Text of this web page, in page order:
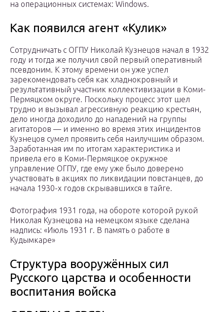
на операционных системах: Windows.
Как появился агент «Кулик»
Сотрудничать с ОГПУ Николай Кузнецов начал в 1932
году и тогда же получил свой первый оперативный
псевдоним. К этому времени он уже успел
зарекомендовать себя как хладнокровный и
результативный участник коллективизации в Коми-
Пермяцком округе. Поскольку процесс этот шел
трудно и вызывал агрессивную реакцию крестьян,
дело иногда доходило до нападений на группы
агитаторов — и именно во время этих инцидентов
Кузнецов сумел проявить себя наилучшим образом.
Заработанная им по итогам характеристика и
привела его в Коми-Пермяцкое окружное
управление ОГПУ, где ему уже было доверено
участвовать в акциях по ликвидации повстанцев, до
начала 1930-х годов скрывавшихся в тайге.
Фотография 1931 года, на обороте которой рукой
Николая Кузнецова на немецком языке сделана
надпись: «Июль 1931 г. В память о работе в
Кудымкаре»
Структура вооружённых сил
Русского царства и особенности
воспитания войска